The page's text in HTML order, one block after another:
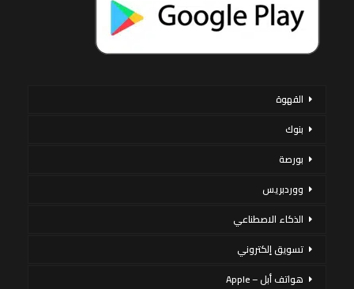
القهوة
بنوك
بورصة
ووردبريس
الذكاء الاصطناعي
تسويق إلكتروني
هواتف أبل – Apple